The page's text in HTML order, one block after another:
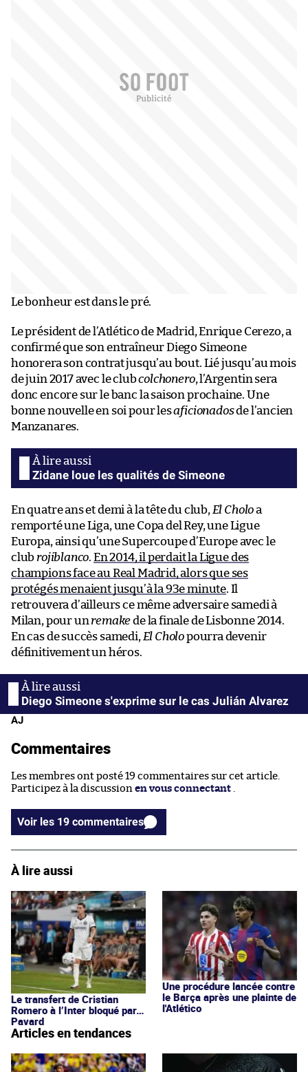
Le bonheur est dans le pré.
Le président de l’Atlético de Madrid, Enrique Cerezo, a
confirmé que son entraîneur Diego Simeone
honorera son contrat jusqu’au bout. Lié jusqu’au mois
de juin 2017 avec le clubcolchonero, l’Argentin sera
donc encore sur le banc la saison prochaine. Une
bonne nouvelle en soi pour lesaficionadosde l’ancien
Manzanares.
Zidane loue les qualités de Simeone
En quatre ans et demi à la tête du club, El Choloa
remporté une Liga, une Copa del Rey, une Ligue
Europa, ainsi qu’une Supercoupe d’Europe avec le
club rojiblanco. En 2014, il perdait la Ligue des
champions face au Real Madrid, alors que ses
protégés menaient jusqu’à la 93e minute. Il
retrouvera d’ailleurs ce même adversaire samedi à
Milan, pour un remakede la finale de Lisbonne 2014.
En cas de succès samedi, El Cholopourra devenir
définitivement un héros.
Diego Simeone s'exprime sur le cas Julián Alvarez
AJ
Commentaires
Les membres ont posté 19 commentaires sur cet article.
Participez à la discussion en vous connectant .
Voir les 19 commentaires
À lire aussi
Le transfert de Cristian
Romero à l’Inter bloqué par…
Pavard
Une procédure lancée contre
le Barça après une plainte de
l'Atlético
Articles en tendances